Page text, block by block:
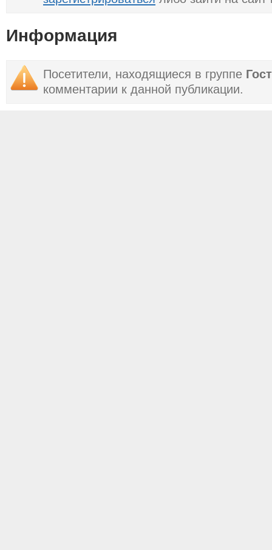
Информация
Посетители, находящиеся в группе
комментарии к данной публикации.